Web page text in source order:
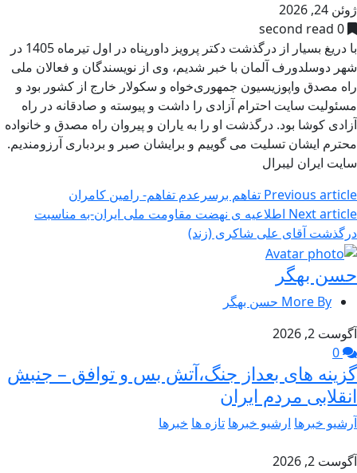
ژوئن 24, 2026
0 second read
با دریغ بسیار از درگذشت دکتر پرویز داورپناه در اول تیرماه 1405 در
شهر دوسلدورف آلمان با خبر شدیم، وی از نویسندگان و فعالان ملی
راه مصدق واپوزیسیون جمهوری‌خواه و سکولار خارج از کشور بود و
مسئولیت سایت احترام آزادی را داشت و پیوسته و صادقانه در راه
آزادی کوشا بود. درگذشت او را به یاران و پیروان راه مصدق و خانواده
محترم ایشان تسلیت می گوییم و برایشان صبر و بردباری آرزومندیم.
سایت ایران لیبرال
Previous article تفاهم برسرعدم تفاهم- رامین کامران
Next article اطلاعیه ی نهضت مقاومت ملی ایران-به مناسبت
درگذشت آقای علی شاکری (زند)
حسن بهگر
More By حسن بهگر
آگوست 2, 2026
گزینه های بعداز جنگ،آتش بس و توافق – جنبش
انقلابی مردم ایران
آرشیو خبرها ارشیو خبرها تازه ها خبرها
آگوست 2, 2026